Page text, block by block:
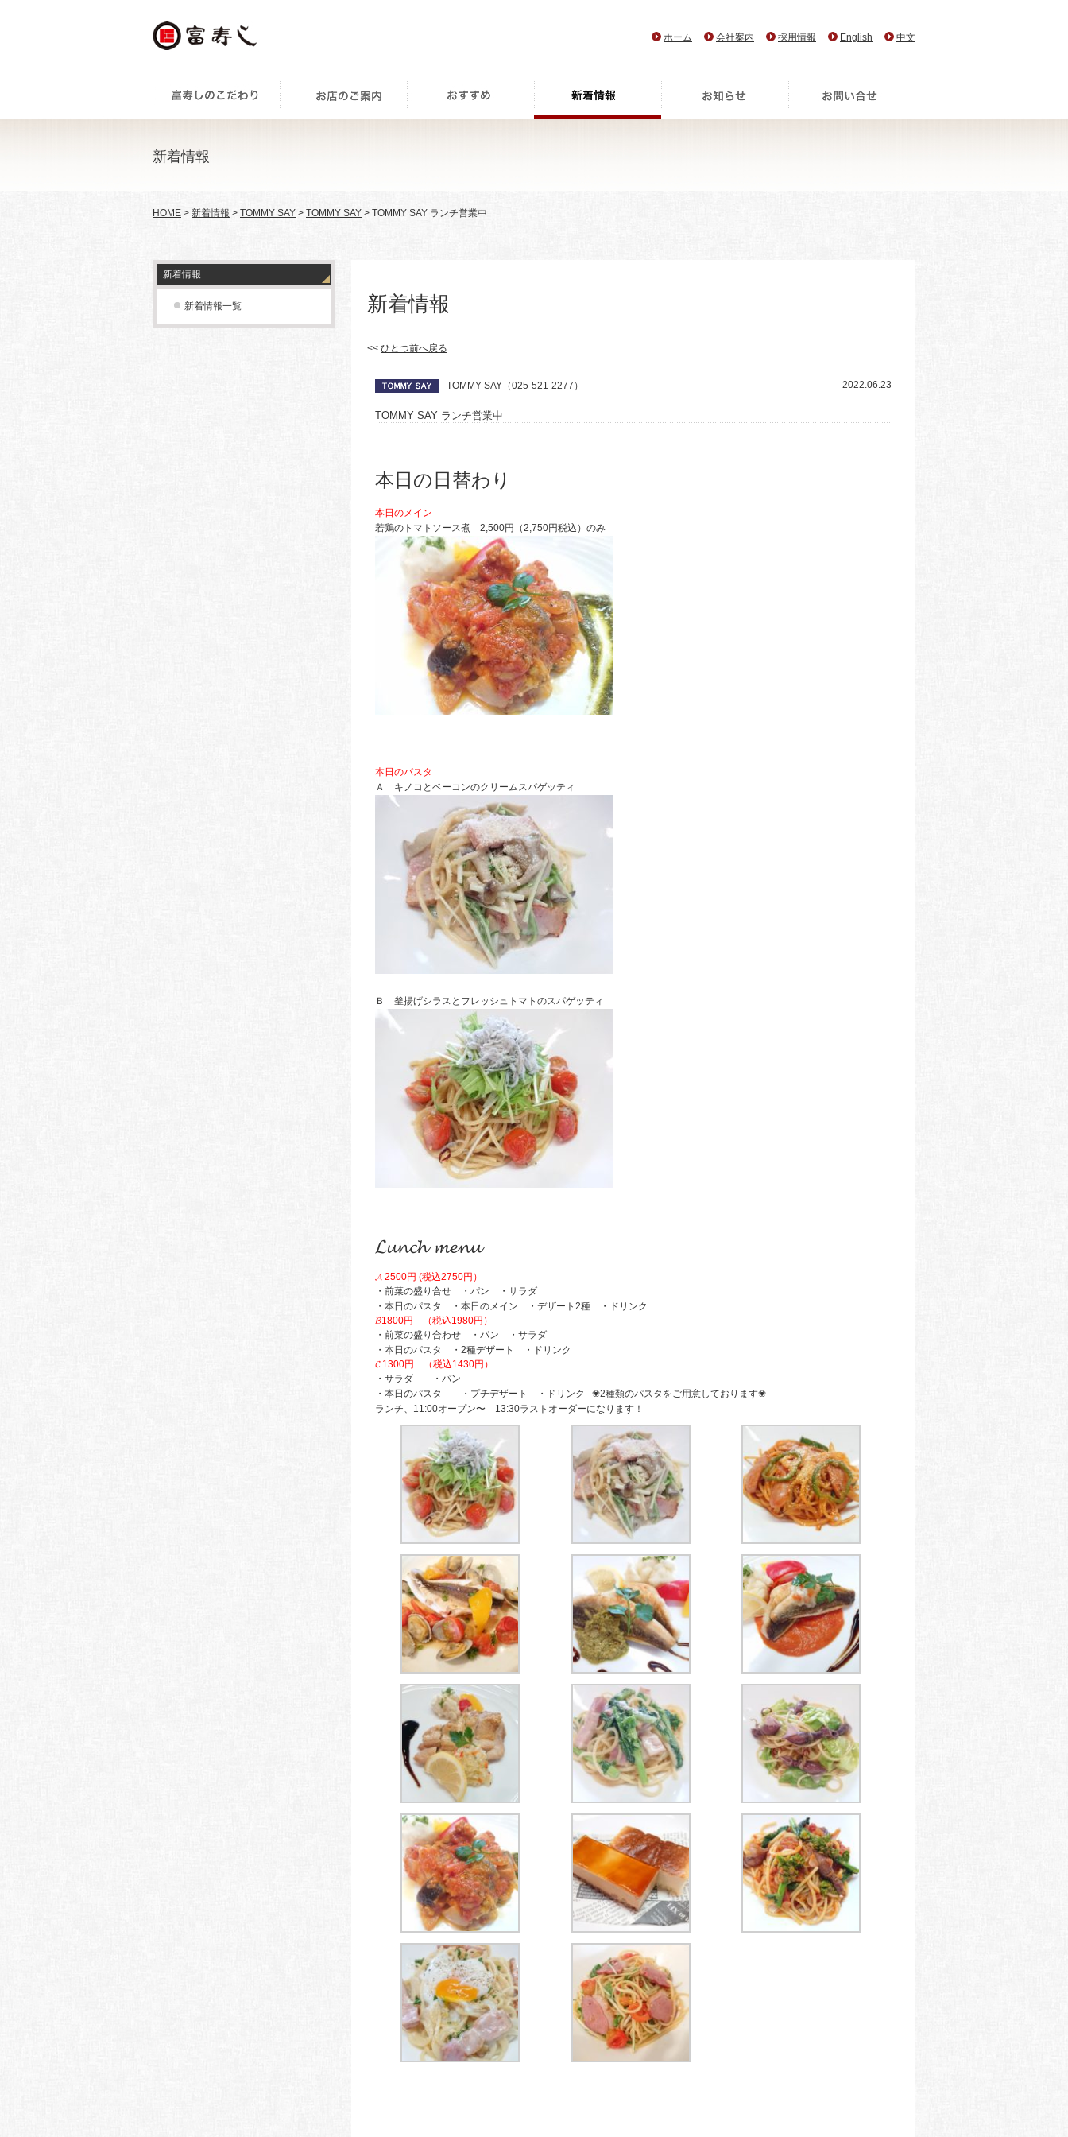
ホーム 会社案内 採用情報 English 中文
新着情報
HOME > 新着情報 > TOMMY SAY > TOMMY SAY > TOMMY SAY ランチ営業中
新着情報
新着情報一覧 新着情報
<< ひとつ前へ戻る
TOMMY SAY（025-521-2277） 2022.06.23
TOMMY SAY ランチ営業中
本日の日替わり
本日のメイン
若鶏のトマトソース煮 2,500円（2,750円税込）のみ
本日のパスタ
Ａ キノコとベーコンのクリームスパゲッティ
Ｂ 釜揚げシラスとフレッシュトマトのスパゲッティ
𝓛𝓾𝓷𝓬𝓱 𝓶𝓮𝓷𝓾
𝓐 2500円 (税込2750円）
・前菜の盛り合せ ・パン ・サラダ
・本日のパスタ ・本日のメイン ・デザート2種 ・ドリンク
𝓑1800円 （税込1980円）
・前菜の盛り合わせ ・パン ・サラダ
・本日のパスタ ・2種デザート ・ドリンク
𝓒 1300円 （税込1430円）
・サラダ ・パン
・本日のパスタ ・プチデザート ・ドリンク ❀2種類のパスタをご用意しております❀
ランチ、11:00オープン〜 13:30ラストオーダーになります！